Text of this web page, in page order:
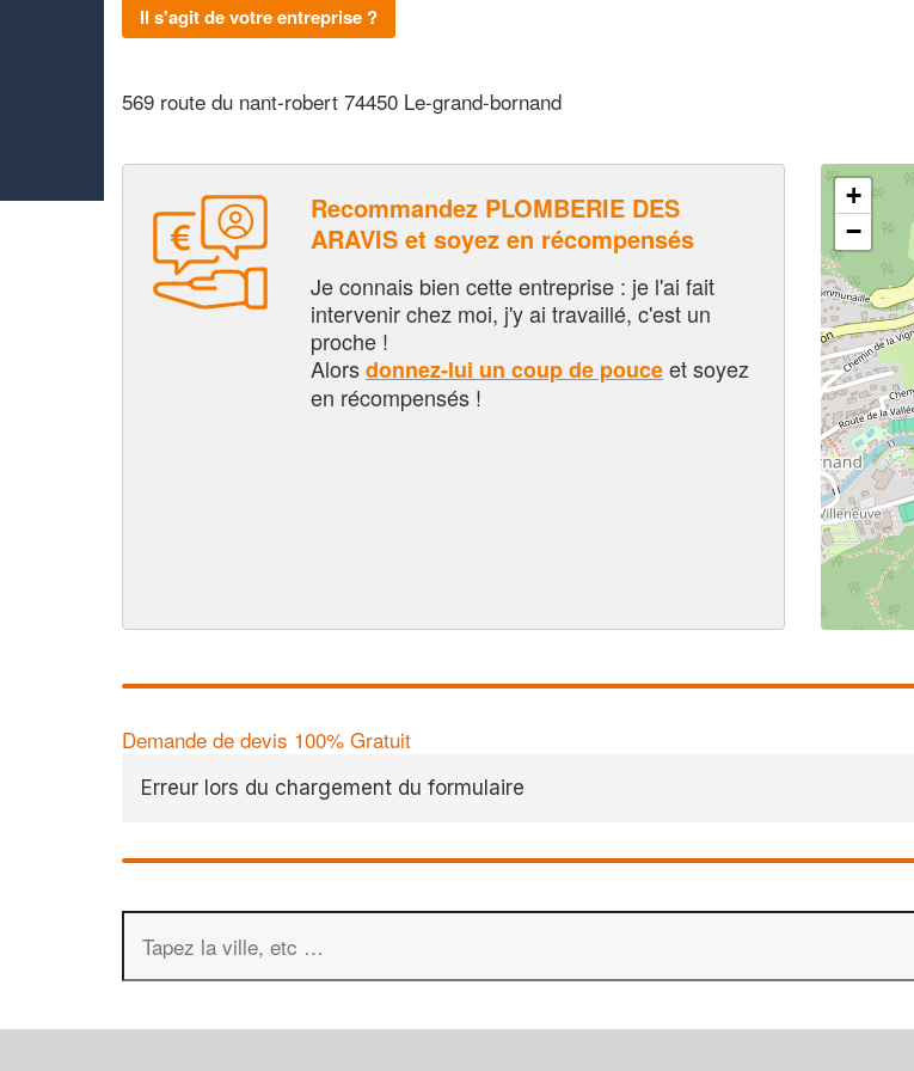
Il s'agit de votre entreprise ?
569 route du nant-robert 74450 Le-grand-bornand
Recommandez PLOMBERIE DES
ARAVIS et soyez en récompensés
Je connais bien cette entreprise : je l'ai fait
intervenir chez moi, j'y ai travaillé, c'est un
proche !
Alorsdonnez-lui un coup de pouceet soyez
en récompensés !
+
−
Demande de devis 100% Gratuit
Erreur lors du chargement du formulaire